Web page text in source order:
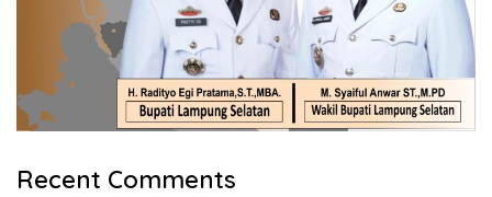
Recent Comments